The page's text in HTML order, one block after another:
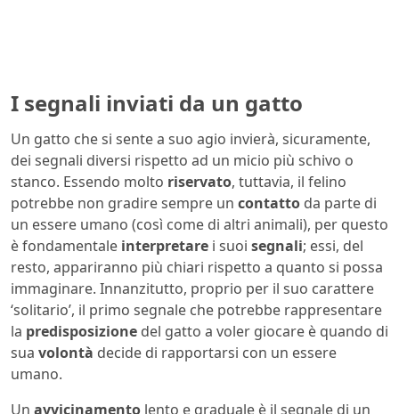
I segnali inviati da un gatto
Un gatto che si sente a suo agio invierà, sicuramente,
dei segnali diversi rispetto ad un micio più schivo o
stanco. Essendo molto riservato, tuttavia, il felino
potrebbe non gradire sempre un contatto da parte di
un essere umano (così come di altri animali), per questo
è fondamentale interpretare i suoi segnali; essi, del
resto, appariranno più chiari rispetto a quanto si possa
immaginare. Innanzitutto, proprio per il suo carattere
‘solitario’, il primo segnale che potrebbe rappresentare
la predisposizione del gatto a voler giocare è quando di
sua volontà decide di rapportarsi con un essere
umano.
Un avvicinamento lento e graduale è il segnale di un